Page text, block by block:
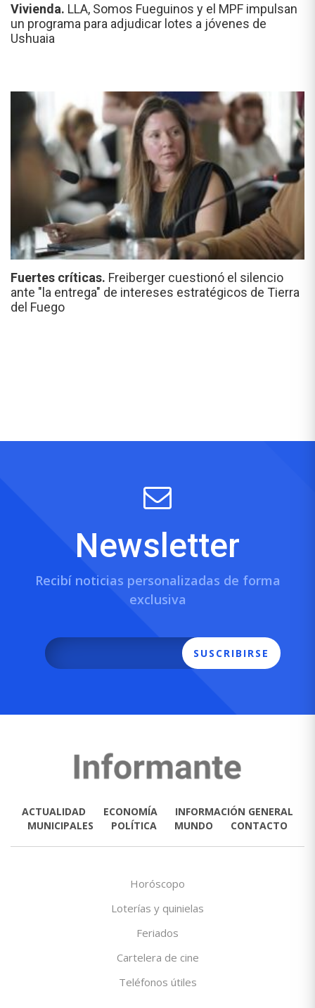
Vivienda. LLA, Somos Fueguinos y el MPF impulsan
un programa para adjudicar lotes a jóvenes de
Ushuaia
Fuertes críticas. Freiberger cuestionó el silencio
ante "la entrega" de intereses estratégicos de Tierra
del Fuego
Newsletter
Recibí noticias personalizadas de forma
exclusiva
SUSCRIBIRSE
ACTUALIDAD ECONOMÍA
INFORMACIÓN GENERAL
MUNICIPALES
POLÍTICA MUNDO CONTACTO
Horóscopo
Loterías y quinielas
Feriados
Cartelera de cine
Teléfonos útiles